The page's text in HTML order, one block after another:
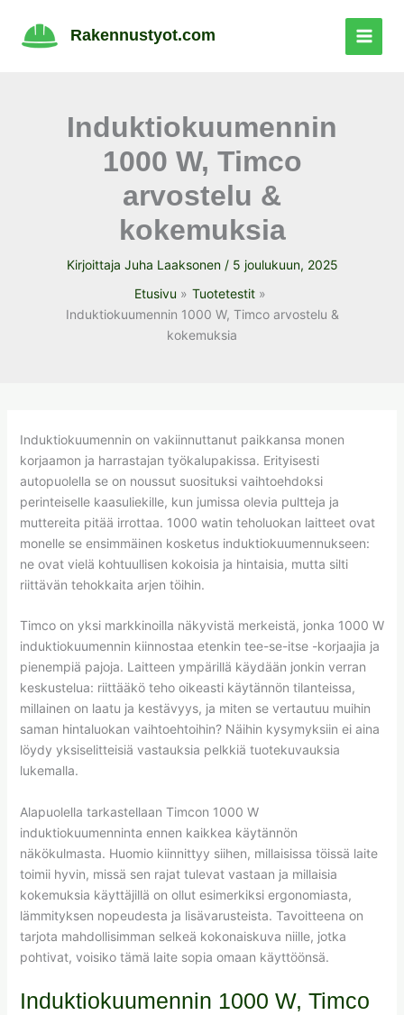
sisältöön
Rakennustyot.com
Induktiokuumennin
1000 W, Timco
arvostelu &
kokemuksia
Kirjoittaja Juha Laaksonen / 5 joulukuun, 2025
Etusivu
Tuotetestit
Induktiokuumennin 1000 W, Timco arvostelu &
kokemuksia
Induktiokuumennin on vakiinnuttanut paikkansa monen
korjaamon ja harrastajan työkalupakissa. Erityisesti
autopuolella se on noussut suosituksi vaihtoehdoksi
perinteiselle kaasuliekille, kun jumissa olevia pultteja ja
muttereita pitää irrottaa. 1000 watin teholuokan laitteet ovat
monelle se ensimmäinen kosketus induktiokuumennukseen:
ne ovat vielä kohtuullisen kokoisia ja hintaisia, mutta silti
riittävän tehokkaita arjen töihin.
Timco on yksi markkinoilla näkyvistä merkeistä, jonka 1000 W
induktiokuumennin kiinnostaa etenkin tee-se-itse -korjaajia ja
pienempiä pajoja. Laitteen ympärillä käydään jonkin verran
keskustelua: riittääkö teho oikeasti käytännön tilanteissa,
millainen on laatu ja kestävyys, ja miten se vertautuu muihin
saman hintaluokan vaihtoehtoihin? Näihin kysymyksiin ei aina
löydy yksiselitteisiä vastauksia pelkkiä tuotekuvauksia
lukemalla.
Alapuolella tarkastellaan Timcon 1000 W
induktiokuumenninta ennen kaikkea käytännön
näkökulmasta. Huomio kiinnittyy siihen, millaisissa töissä laite
toimii hyvin, missä sen rajat tulevat vastaan ja millaisia
kokemuksia käyttäjillä on ollut esimerkiksi ergonomiasta,
lämmityksen nopeudesta ja lisävarusteista. Tavoitteena on
tarjota mahdollisimman selkeä kokonaiskuva niille, jotka
pohtivat, voisiko tämä laite sopia omaan käyttöönsä.
Induktiokuumennin 1000 W, Timco